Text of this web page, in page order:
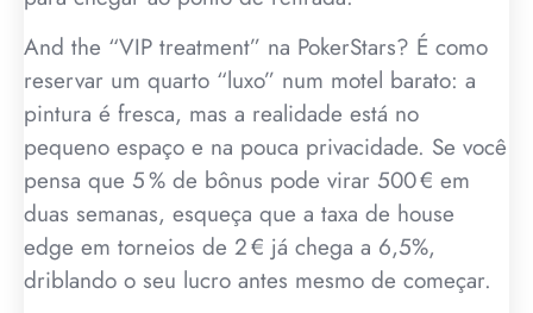
And the “VIP treatment” na PokerStars? É como
reservar um quarto “luxo” num motel barato: a
pintura é fresca, mas a realidade está no
pequeno espaço e na pouca privacidade. Se você
pensa que 5 % de bônus pode virar 500 € em
duas semanas, esqueça que a taxa de house
edge em torneios de 2 € já chega a 6,5%,
driblando o seu lucro antes mesmo de começar.